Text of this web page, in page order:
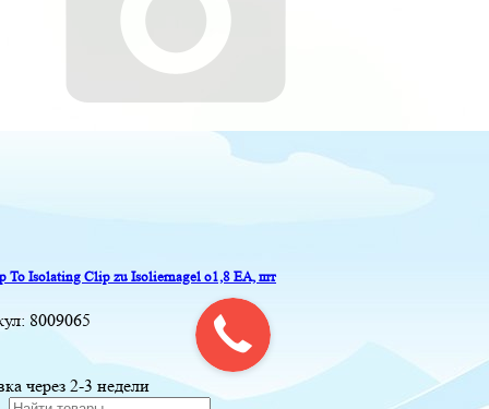
To Isolating Clip zu Isoliernagel o1,8 EA, шт
8009065
через 2-3 недели